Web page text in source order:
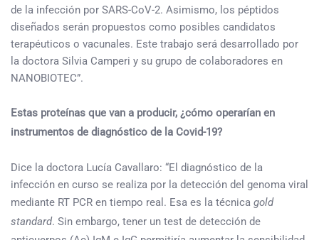
de la infección por SARS-CoV-2. Asimismo, los péptidos
diseñados serán propuestos como posibles candidatos
terapéuticos o vacunales. Este trabajo será desarrollado por
la doctora Silvia Camperi y su grupo de colaboradores en
NANOBIOTEC”.
Estas proteínas que van a producir, ¿cómo operarían en
instrumentos de diagnóstico de la Covid-19?
Dice la doctora Lucía Cavallaro: “El diagnóstico de la
infección en curso se realiza por la detección del genoma viral
mediante RT PCR en tiempo real. Esa es la técnica gold
standard. Sin embargo, tener un test de detección de